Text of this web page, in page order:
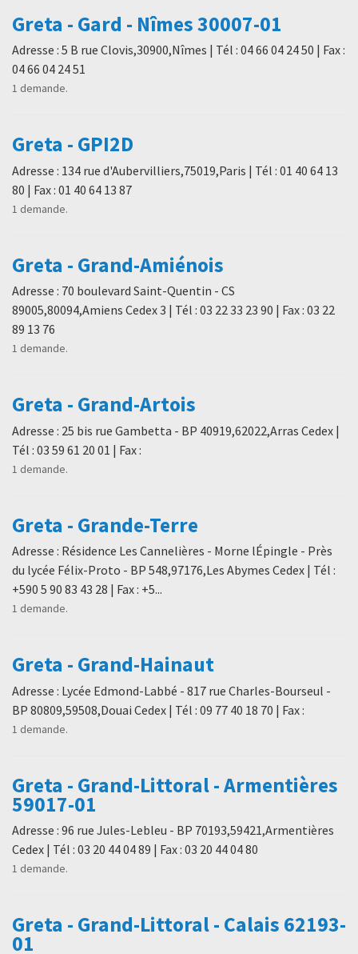
Greta - Gard - Nîmes 30007-01
Adresse : 5 B rue Clovis,30900,Nîmes | Tél : 04 66 04 24 50 | Fax :
04 66 04 24 51
1 demande.
Greta - GPI2D
Adresse : 134 rue d'Aubervilliers,75019,Paris | Tél : 01 40 64 13
80 | Fax : 01 40 64 13 87
1 demande.
Greta - Grand-Amiénois
Adresse : 70 boulevard Saint-Quentin - CS
89005,80094,Amiens Cedex 3 | Tél : 03 22 33 23 90 | Fax : 03 22
89 13 76
1 demande.
Greta - Grand-Artois
Adresse : 25 bis rue Gambetta - BP 40919,62022,Arras Cedex |
Tél : 03 59 61 20 01 | Fax :
1 demande.
Greta - Grande-Terre
Adresse : Résidence Les Cannelières - Morne lÉpingle - Près
du lycée Félix-Proto - BP 548,97176,Les Abymes Cedex | Tél :
+590 5 90 83 43 28 | Fax : +5...
1 demande.
Greta - Grand-Hainaut
Adresse : Lycée Edmond-Labbé - 817 rue Charles-Bourseul -
BP 80809,59508,Douai Cedex | Tél : 09 77 40 18 70 | Fax :
1 demande.
Greta - Grand-Littoral - Armentières
59017-01
Adresse : 96 rue Jules-Lebleu - BP 70193,59421,Armentières
Cedex | Tél : 03 20 44 04 89 | Fax : 03 20 44 04 80
1 demande.
Greta - Grand-Littoral - Calais 62193-
01